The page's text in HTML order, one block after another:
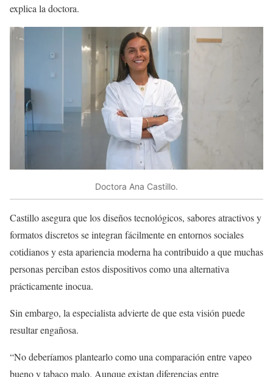
explica la doctora.
Doctora Ana Castillo.
Castillo asegura que los diseños tecnológicos, sabores atractivos y
formatos discretos se integran fácilmente en entornos sociales
cotidianos y esta apariencia moderna ha contribuido a que muchas
personas perciban estos dispositivos como una alternativa
prácticamente inocua.
Sin embargo, la especialista advierte de que esta visión puede
resultar engañosa.
“No deberíamos plantearlo como una comparación entre vapeo
bueno y tabaco malo. Aunque existan diferencias entre